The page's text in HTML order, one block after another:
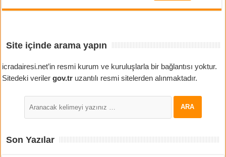
Site içinde arama yapın
icradairesi.net’in resmi kurum ve kuruluşlarla bir bağlantısı yoktur.
Sitedeki verilergov.tr uzantılı resmi sitelerden alınmaktadır.
Son Yazılar